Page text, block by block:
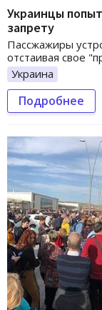
Украинцы
запрету
Пассжажиры
отстаивая свое
Украина
Подробнее